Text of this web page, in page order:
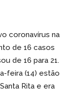
coronavírus na
de 16 casos
de 16 para 21.
feira (14) estão
Rita e era